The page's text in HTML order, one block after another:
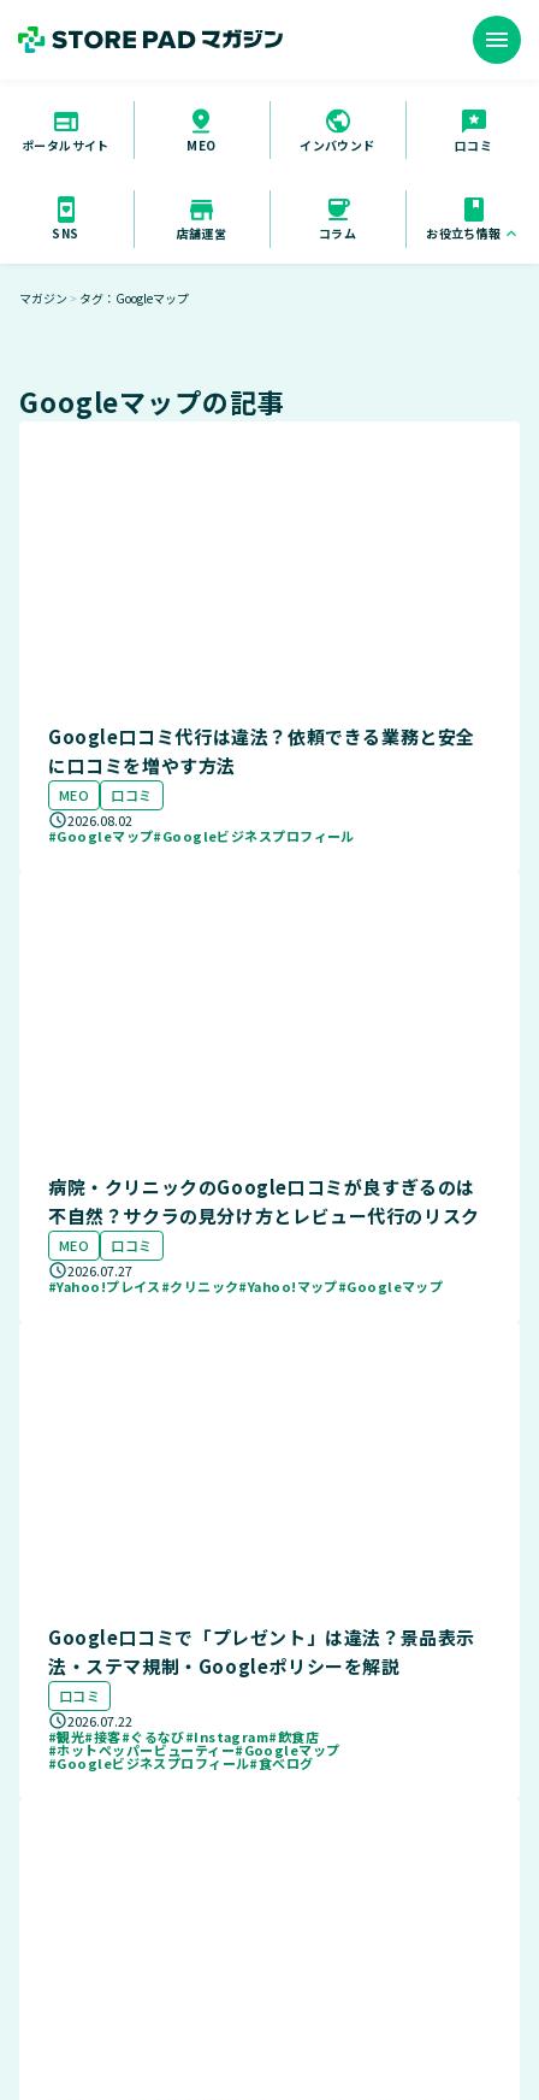
ポータルサイト MEO インバウンド 口コミ
SNS 店舗運営 コラム お役立ち情報 keyboard_arrow_up
menu
マガジン ＞ タグ：Googleマップ
Googleマップの記事
Google口コミ代行は違法？依頼できる業務と安全
に口コミを増やす方法
MEO
口コミ
2026.08.02
#Googleマップ#Googleビジネスプロフィール
病院・クリニックのGoogle口コミが良すぎるのは
不自然？サクラの見分け方とレビュー代行のリスク
MEO
口コミ
2026.07.27
#Yahoo!プレイス#クリニック#Yahoo!マップ#Googleマップ
Google口コミで「プレゼント」は違法？景品表示
法・ステマ規制・Googleポリシーを解説
口コミ
2026.07.22
#観光#接客#ぐるなび#Instagram#飲食店
#ホットペッパービューティー#Googleマップ
#Googleビジネスプロフィール#食べログ